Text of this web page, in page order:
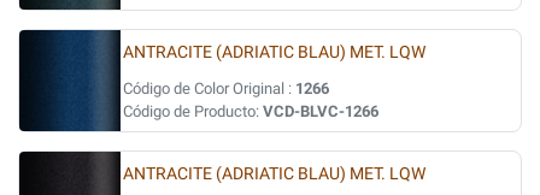
ANTRACITE (ADRIATIC BLAU) MET. LQW
Código de Color Original : 1266
Código de Producto: VCD-BLVC-1266
ANTRACITE (ADRIATIC BLAU) MET. LQW